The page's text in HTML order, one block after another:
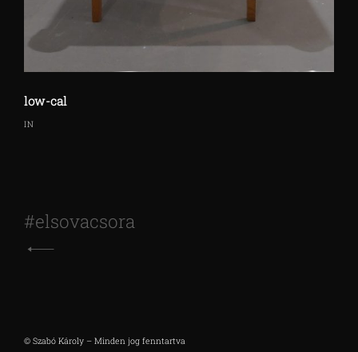
low-cal
IN
Bejegyzés
navigáció
#elsovacsora
© Szabó Károly – Minden jog fenntartva